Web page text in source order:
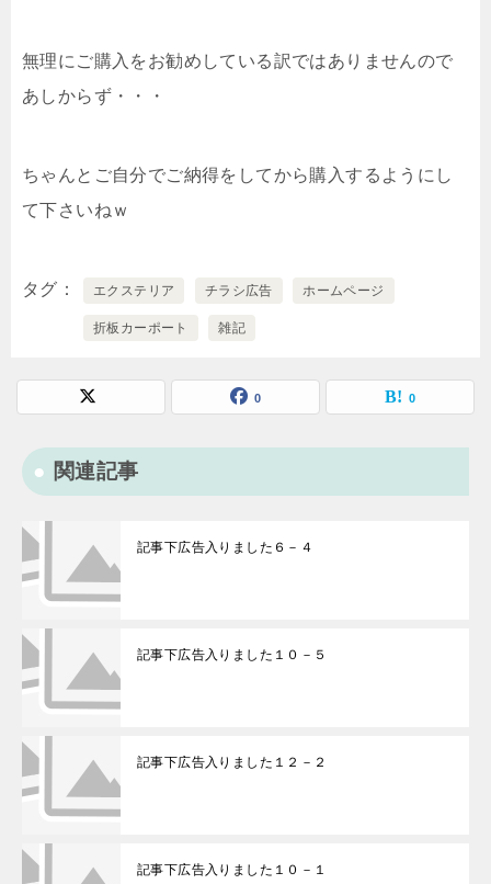
無理にご購入をお勧めしている訳ではありませんので
あしからず・・・
ちゃんとご自分でご納得をしてから購入するようにし
て下さいねｗ
タグ エクステリア チラシ広告 ホームページ
折板カーポート 雑記
0 0
関連記事
記事下広告入りました６－４
記事下広告入りました１０－５
記事下広告入りました１２－２
記事下広告入りました１０－１